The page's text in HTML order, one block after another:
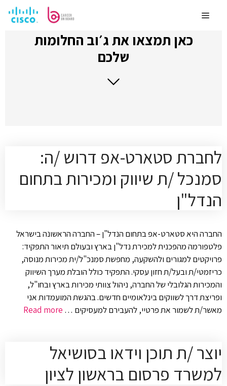
לתוכןMenu
כאן תמצאו את ג׳וב החלומות
שלכם
לחברת סטארט-אפ דרוש /ה:
סמנכל /ת שיווק ומכירות בתחום
הנדל"ן
החברה היא סטארט-אפ בתחום הנדל"ן – החברה הראשונה בישראל
פלטפורמה מהפכנית למכירת נדל"ן בארץ ובעולם תיאור התפקיד:
פרויקטים למגורים ולהשקעה, מחפשת סמנכ"ל/ית מכירות מנוסה,
כריזמטי/ת ובעל/ת חזון עסקי. התפקיד כולל הובלת מערך השיווק
והמכירות הגלובלי של החברה, ניהול צוותי מכירות בארץ ובחו"ל,
ופריצת דרך לשווקים בינלאומיים חדשים. בהגשת המועמדות אני
מאשר/ת לשמור את פרטיי, להעבירם למעסיקים … Read more
יוצר /ת תוכן וידאו בסושיאל
למשרד פרסום בראשון לציון